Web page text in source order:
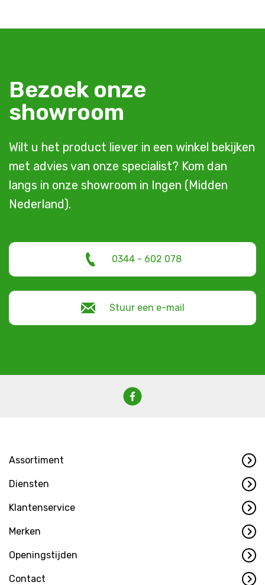
Bezoek onze
showroom
Wilt u het product liever in een winkel bekijken
met advies van onze specialist? Kom dan
langs in onze showroom in Ingen (Midden
Nederland).
0344 - 602 078
Stuur een e-mail
Assortiment
Diensten
Klantenservice
Merken
Openingstijden
Contact